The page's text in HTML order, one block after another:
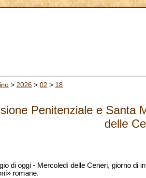
> 2026 > 02 > 18
Penitenziale e Santa
delle
di oggi - Mercoledì delle Ceneri, giorno di
romane.